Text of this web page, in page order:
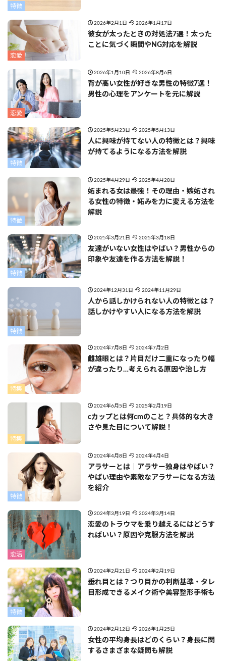
特徴
恋愛
2026年2月1日 2026年1月17日
彼女が太ったときの対処法7選！太った
ことに気づく瞬間やNG対応を解説
恋愛
2026年1月10日 2026年8月6日
背が高い女性が好きな男性の特徴7選！
男性の心理をアンケートを元に解説
特徴
2025年5月23日 2025年5月13日
人に興味が持てない人の特徴とは？興味
が持てるようになる方法を解説
特徴
2025年4月29日 2025年4月28日
妬まれる女は最強！その理由・嫉妬され
る女性の特徴・妬みを力に変える方法を
解説
特徴
2025年3月21日 2025年3月18日
友達がいない女性はやばい？男性からの
印象や友達を作る方法を解説！
特徴
2024年12月31日 2024年11月29日
人から話しかけられない人の特徴とは？
話しかけやすい人になる方法を解説
特集
2024年7月8日 2024年7月2日
雌雄眼とは？片目だけ二重になったり幅
が違ったり…考えられる原因や治し方
特集
2024年6月5日 2025年2月19日
cカップとは何cmのこと？具体的な大き
さや見た目について解説！
特徴
2024年4月8日 2024年4月4日
アラサーとは｜アラサー独身はやばい？
やばい理由や素敵なアラサーになる方法
を紹介
恋活
2024年3月19日 2024年3月14日
恋愛のトラウマを乗り越えるにはどうす
ればいい？原因や克服方法を解説
特徴
2024年2月21日 2024年2月19日
垂れ目とは？つり目かの判断基準・タレ
目形成できるメイク術や美容整形手術も
2024年2月12日 2026年1月25日
女性の平均身長はどのくらい？身長に関
するさまざまな疑問も解説